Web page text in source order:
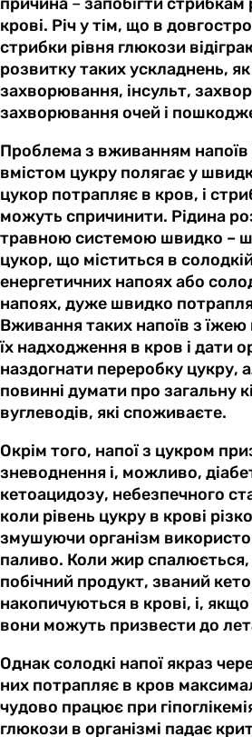
крові. Річ у тім, що в
стрибки рівня глюкози
розвитку таких ускладнень, як
захворювання, інсульт,
захворювання очей і
Проблема з вживанням напоїв
вмістом цукру полягає у
цукор потрапляє в кров, і
можуть спричинити. Рідина
травною системою швидко –
цукор, що міститься в
енергетичних напоях або
напоях, дуже швидко
Вживання таких напоїв з
їх надходження в кров і дати
наздогнати переробку цукру,
повинні думати про загальну
вуглеводів, які споживаєте.
Окрім того, напої з цукром
зневоднення і, можливо,
кетоацидозу, небезпечного
коли рівень цукру в крові
змушуючи організм
паливо. Коли жир
побічний продукт, званий
накопичуються в крові, і, якщо
вони можуть призвести до
Однак солодкі напої якраз
них потрапляє в кров
чудово працює при
глюкози в організмі падає